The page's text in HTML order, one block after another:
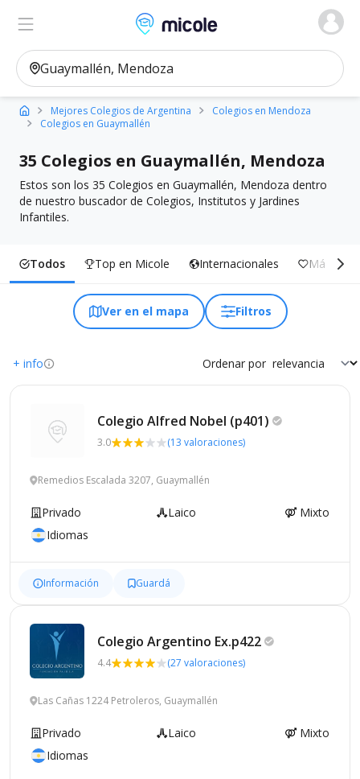
Micole, buscador de colegios
Ver en el mapa
Mejores Colegios de Argentina
Colegios en Mendoza
Colegios en Guaymallén
35 Colegios en Guaymallén, Mendoza
Estos son los 35 Colegios en Guaymallén, Mendoza dentro
de nuestro buscador de Colegios, Institutos y Jardines
Infantiles.
Todos Top en Micole Internacionales Más
Ver en el mapa Filtros
+ info Ordenar por
Colegio Alfred Nobel (p401)
3.0 (13 valoraciones)
Remedios Escalada 3207, Guaymallén
Privado Laico
Mixto
Idiomas
Información Guardá
Colegio Argentino Ex.p422
4.4 (27 valoraciones)
Las Cañas 1224 Petroleros, Guaymallén
Privado Laico
Mixto
Idiomas